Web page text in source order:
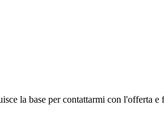
la base per contattarmi con l'offerta e